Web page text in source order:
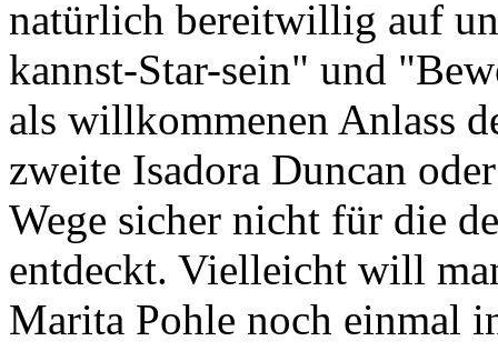
natürlich bereitwillig auf
kannst-Star-sein" und
als willkommenen Anlass
zweite Isadora Duncan
Wege sicher nicht für die
entdeckt. Vielleicht will
Marita Pohle noch einmal